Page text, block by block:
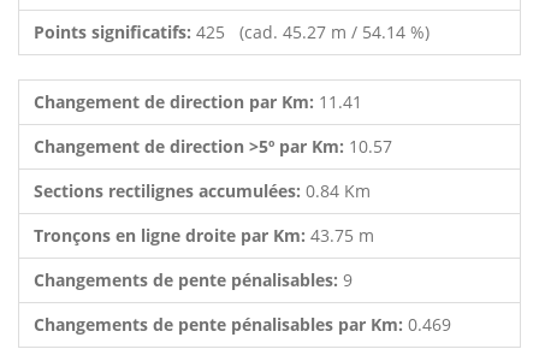
Points significatifs: 425 (cad. 45.27 m / 54.14 %)
Changement de direction par Km: 11.41
Changement de direction >5º par Km: 10.57
Sections rectilignes accumulées: 0.84 Km
Tronçons en ligne droite par Km: 43.75 m
Changements de pente pénalisables: 9
Changements de pente pénalisables par Km: 0.469